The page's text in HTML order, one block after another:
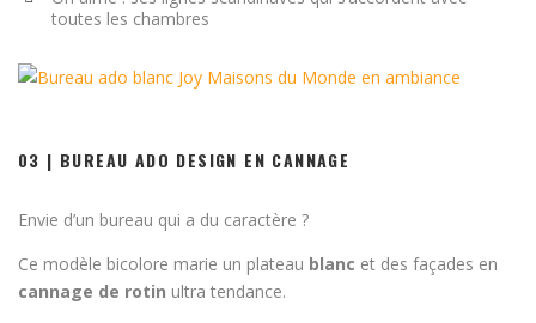
toutes les chambres
03 | BUREAU ADO DESIGN EN CANNAGE
Envie d’un bureau qui a du caractère ?
Ce modèle bicolore marie un plateau blanc et des façades en
cannage de rotin ultra tendance.